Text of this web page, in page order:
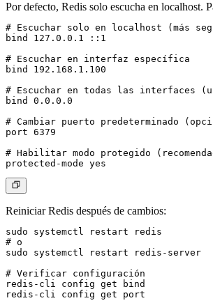
Por defecto, Redis solo escucha en localhost.
# Escuchar solo en localhost (más
bind 127.0.0.1 ::1
# Escuchar en interfaz específica
bind 192.168.1.100
# Escuchar en todas las interfaces
bind 0.0.0.0
# Cambiar puerto predeterminado
port 6379
# Habilitar modo protegido
Reiniciar Redis después de cambios:
sudo systemctl restart redis
# o
sudo systemctl restart redis-server
# Verificar configuración
redis-cli config get bind